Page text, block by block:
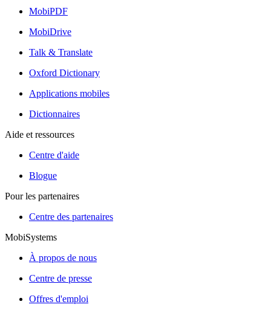
MobiPDF
MobiDrive
Talk & Translate
Oxford Dictionary
Applications mobiles
Dictionnaires
Aide et ressources
Centre d'aide
Blogue
Pour les partenaires
Centre des partenaires
MobiSystems
À propos de nous
Centre de presse
Offres d'emploi